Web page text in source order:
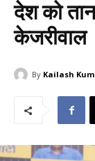
देश को
केजरीवाल
By Kailash